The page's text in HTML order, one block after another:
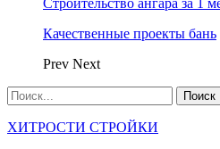
Строительство ангара за 1
Качественные проекты бань
Prev Next
ХИТРОСТИ СТРОЙКИ